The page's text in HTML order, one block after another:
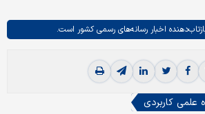
اخبار رسانه‌های رسمی کشور است.
علمی کاربردی